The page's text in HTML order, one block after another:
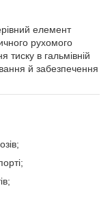
елемент
рухомого
тиску в гальмівній
й забезпечення